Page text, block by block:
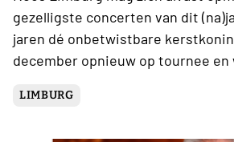
gezelligste concerten van dit
jaren dé onbetwistbare
december opnieuw op tournee en
LIMBURG